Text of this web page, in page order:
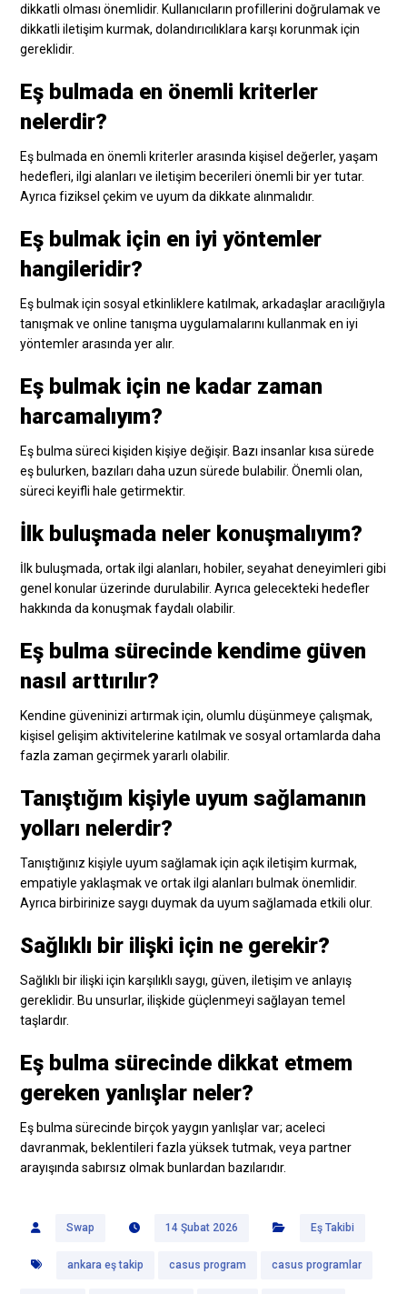
dikkatli olması önemlidir. Kullanıcıların profillerini doğrulamak ve
dikkatli iletişim kurmak, dolandırıcılıklara karşı korunmak için
gereklidir.
Eş bulmada en önemli kriterler
nelerdir?
Eş bulmada en önemli kriterler arasında kişisel değerler, yaşam
hedefleri, ilgi alanları ve iletişim becerileri önemli bir yer tutar.
Ayrıca fiziksel çekim ve uyum da dikkate alınmalıdır.
Eş bulmak için en iyi yöntemler
hangileridir?
Eş bulmak için sosyal etkinliklere katılmak, arkadaşlar aracılığıyla
tanışmak ve online tanışma uygulamalarını kullanmak en iyi
yöntemler arasında yer alır.
Eş bulmak için ne kadar zaman
harcamalıyım?
Eş bulma süreci kişiden kişiye değişir. Bazı insanlar kısa sürede
eş bulurken, bazıları daha uzun sürede bulabilir. Önemli olan,
süreci keyifli hale getirmektir.
İlk buluşmada neler konuşmalıyım?
İlk buluşmada, ortak ilgi alanları, hobiler, seyahat deneyimleri gibi
genel konular üzerinde durulabilir. Ayrıca gelecekteki hedefler
hakkında da konuşmak faydalı olabilir.
Eş bulma sürecinde kendime güven
nasıl arttırılır?
Kendine güveninizi artırmak için, olumlu düşünmeye çalışmak,
kişisel gelişim aktivitelerine katılmak ve sosyal ortamlarda daha
fazla zaman geçirmek yararlı olabilir.
Tanıştığım kişiyle uyum sağlamanın
yolları nelerdir?
Tanıştığınız kişiyle uyum sağlamak için açık iletişim kurmak,
empatiyle yaklaşmak ve ortak ilgi alanları bulmak önemlidir.
Ayrıca birbirinize saygı duymak da uyum sağlamada etkili olur.
Sağlıklı bir ilişki için ne gerekir?
Sağlıklı bir ilişki için karşılıklı saygı, güven, iletişim ve anlayış
gereklidir. Bu unsurlar, ilişkide güçlenmeyi sağlayan temel
taşlardır.
Eş bulma sürecinde dikkat etmem
gereken yanlışlar neler?
Eş bulma sürecinde birçok yaygın yanlışlar var; aceleci
davranmak, beklentileri fazla yüksek tutmak, veya partner
arayışında sabırsız olmak bunlardan bazılarıdır.
Swap 14 Şubat 2026 Eş Takibi
ankara eş takip casus program casus programlar